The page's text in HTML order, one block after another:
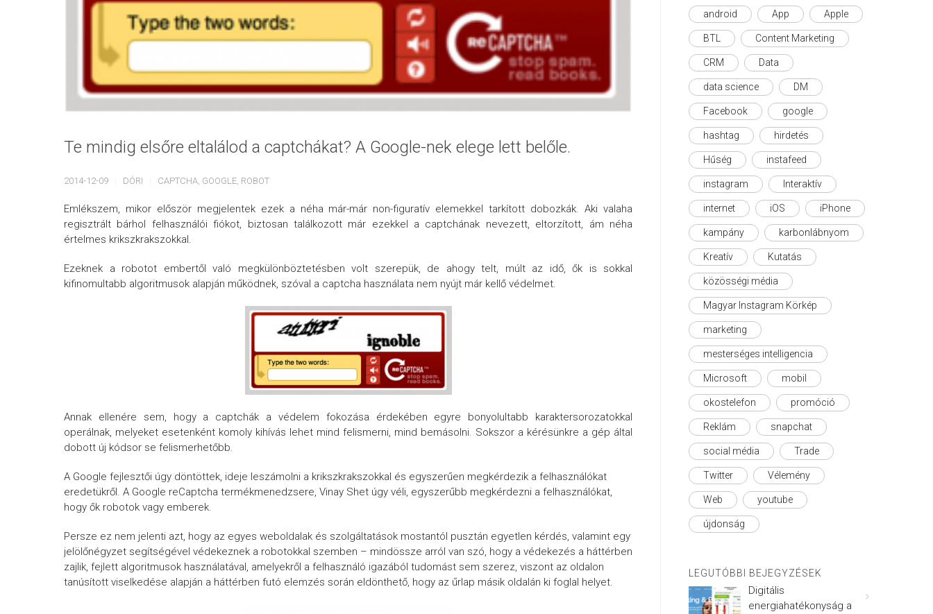
Te mindig elsőre eltalálod a captchákat? A Google-nek elege lett belőle.
2014-12-09 DÓRI CAPTCHA GOOGLE ROBOT
Emlékszem, mikor először megjelentek ezek a néha már-már non-figuratív elemekkel tarkított dobozkák. Aki valaha
regisztrált bárhol felhasználói fiókot, biztosan találkozott már ezekkel a captchának nevezett, eltorzított, ám néha
értelmes krikszkrakszokkal.
Ezeknek a robotot embertől való megkülönböztetésben volt szerepük, de ahogy telt, múlt az idő, ők is sokkal
kifinomultabb algoritmusok alapján működnek, szóval a captcha használata nem nyújt már kellő védelmet.
Annak ellenére sem, hogy a captchák a védelem fokozása érdekében egyre bonyolultabb karaktersorozatokkal
operálnak, melyeket esetenként komoly kihívás lehet mind felismerni, mind bemásolni. Sokszor a kérésünkre a gép által
dobott új kódsor se felismerhetőbb.
A Google fejlesztői úgy döntöttek, ideje leszámolni a krikszkrakszokkal és egyszerűen megkérdezik a felhasználókat
eredetükről. A Google reCaptcha termékmenedzsere, Vinay Shet úgy véli, egyszerűbb megkérdezni a felhasználókat,
hogy ők robotok vagy emberek.
Persze ez nem jelenti azt, hogy az egyes weboldalak és szolgáltatások mostantól pusztán egyetlen kérdés, valamint egy
jelölőnégyzet segítségével védekeznek a robotokkal szemben – mindössze arról van szó, hogy a védekezés a háttérben
zajlik, fejlett algoritmusok használatával, amelyekről a felhasználó igazából tudomást sem szerez, viszont az oldalon
tanúsított viselkedése alapján a háttérben futó elemzés során eldönthető, hogy az űrlap másik oldalán ki foglal helyet.
android App Apple
BTL Content Marketing
CRM Data
data science DM
Facebook google
hashtag hirdetés
Hűség instafeed
instagram Interaktív
internet iOS iPhone
kampány karbonlábnyom
Kreatív Kutatás
közösségi média
Magyar Instagram Körkép
marketing
mesterséges intelligencia
Microsoft mobil
okostelefon promóció
Reklám snapchat
social média Trade
Twitter Vélemény
Web youtube
újdonság
LEGUTÓBBI BEJEGYZÉSEK
Digitális
energiahatékonyság a